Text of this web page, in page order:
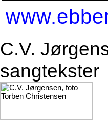
C.V.
sangtekster